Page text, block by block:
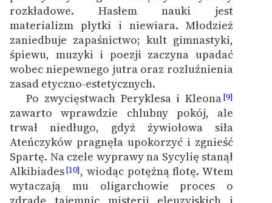
Dane fundacji i
sprawozdania finansowe
Regulamin darowizn
Informacja o treściach
wrażliwych
Deklaracja dostępności
rozkładowe. Hasłem nauki jest
materializm płytki i niewiara. Młodzież
zaniedbuje zapaśnictwo; kult gimnastyki,
śpiewu, muzyki i poezji zaczyna upadać
wobec niepewnego jutra oraz rozluźnienia
zasad etyczno-estetycznych.
Po zwycięstwach Peryklesa i Kleona[9]
zawarto wprawdzie chlubny pokój, ale
trwał niedługo, gdyż żywiołowa siła
Ateńczyków pragnęła upokorzyć i zgnieść
Spartę. Na czele wyprawy na Sycylię stanął
Alkibiades[10], wiodąc potężną flotę. Wtem
wytaczają mu oligarchowie proces o